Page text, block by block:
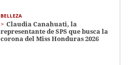
BELLEZA
Claudia Canahuati, la
representante de SPS que busca la
corona del Miss Honduras 2026